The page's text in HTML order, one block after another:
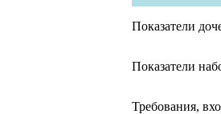
Показатели
Показатели
Требования,